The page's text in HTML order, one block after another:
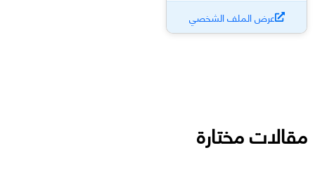
عرض الملف الشخصي
مقالات مختارة